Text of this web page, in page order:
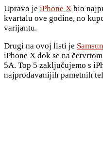
Upravo je iPhone X bio
kvartalu ove godine, no
varijantu.
Drugi na ovoj listi je
iPhone X dok se na
5A. Top 5 zaključujemo s
najprodavanijih pametnih